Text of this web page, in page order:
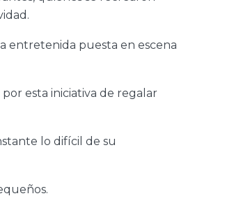
entretenida puesta en escena
esta iniciativa de regalar
lo difícil de su